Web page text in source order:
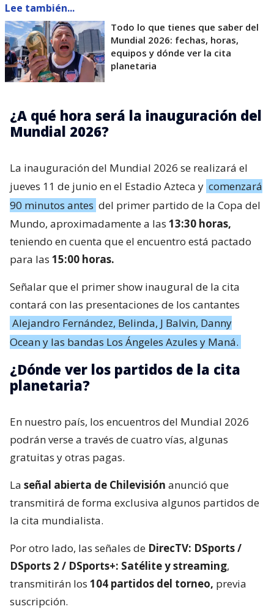
Lee también...
Todo lo que tienes que saber del
Mundial 2026: fechas, horas,
equipos y dónde ver la cita
planetaria
¿A qué hora será la inauguración del
Mundial 2026?
La inauguración del Mundial 2026 se realizará el
jueves 11 de junio en el Estadio Azteca y comenzará
90 minutos antes del primer partido de la Copa del
Mundo, aproximadamente a las 13:30 horas,
teniendo en cuenta que el encuentro está pactado
para las 15:00 horas.
Señalar que el primer show inaugural de la cita
contará con las presentaciones de los cantantes
Alejandro Fernández, Belinda, J Balvin, Danny
Ocean y las bandas Los Ángeles Azules y Maná.
¿Dónde ver los partidos de la cita
planetaria?
En nuestro país, los encuentros del Mundial 2026
podrán verse a través de cuatro vías, algunas
gratuitas y otras pagas.
La señal abierta de Chilevisión anunció que
transmitirá de forma exclusiva algunos partidos de
la cita mundialista.
Por otro lado, las señales de DirecTV: DSports /
DSports 2 / DSports+: Satélite y streaming,
transmitirán los 104 partidos del torneo, previa
suscripción.